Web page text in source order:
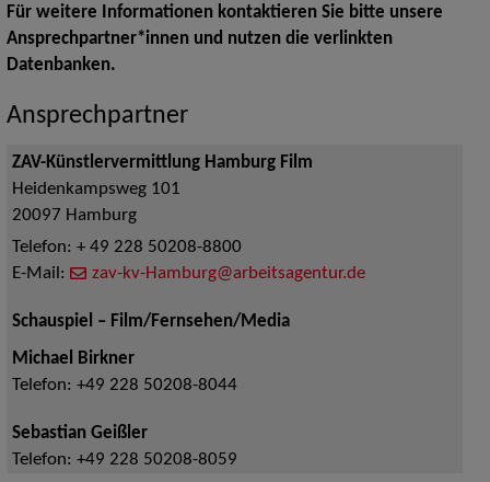
Für weitere Informationen kontaktieren Sie bitte unsere
Ansprechpartner*innen und nutzen die verlinkten
Datenbanken.
Ansprechpartner
ZAV-Künstlervermittlung Hamburg Film
Heidenkampsweg 101
20097 Hamburg
Telefon: + 49 228 50208-8800
E-Mail:
zav-kv-Hamburg@arbeitsagentur.de
Schauspiel – Film/Fernsehen/Media
Michael Birkner
Telefon: +49 228 50208-8044
Sebastian Geißler
Telefon: +49 228 50208-8059